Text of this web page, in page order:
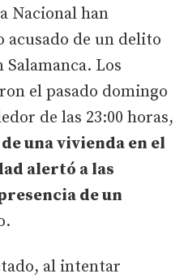
Nacional han
de un delito
Los
el pasado domingo
de las 23:00 horas,
una vivienda en el
alertó a las
de un
al intentar